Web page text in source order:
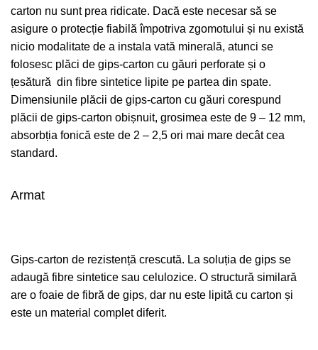
carton nu sunt prea ridicate. Dacă este necesar să se
asigure o protecție fiabilă împotriva zgomotului și nu există
nicio modalitate de a instala vată minerală, atunci se
folosesc plăci de gips-carton cu găuri perforate și o
țesătură din fibre sintetice lipite pe partea din spate.
Dimensiunile plăcii de gips-carton cu găuri corespund
plăcii de gips-carton obișnuit, grosimea este de 9 – 12 mm,
absorbția fonică este de 2 – 2,5 ori mai mare decât cea
standard.
Armat
Gips-carton de rezistență crescută. La soluția de gips se
adaugă fibre sintetice sau celulozice. O structură similară
are o foaie de fibră de gips, dar nu este lipită cu carton și
este un material complet diferit.